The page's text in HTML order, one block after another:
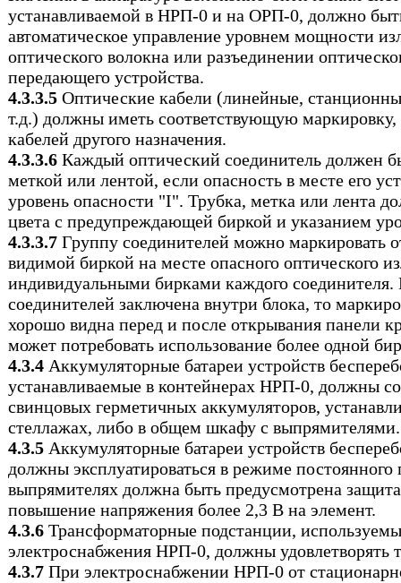
устанавливаемой в НРП-0 и на ОРП-0, должно
автоматическое управление уровнем мощности
оптического волокна или разъединении
передающего устройства.
4.3.3.5 Оптические кабели (линейные,
т.д.) должны иметь соответствующую маркировку,
кабелей другого назначения.
4.3.3.6 Каждый оптический соединитель должен
меткой или лентой, если опасность в месте его
уровень опасности "I". Трубка, метка или лента
цвета с предупреждающей биркой и указанием
4.3.3.7 Группу соединителей можно маркировать
видимой биркой на месте опасного оптического
индивидуальными бирками каждого соединителя.
соединителей заключена внутри блока, то
хорошо видна перед и после открывания панели
может потребовать использование более одной
4.3.4 Аккумуляторные батареи устройств
устанавливаемые в контейнерах НРП-0, должны
свинцовых герметичных аккумуляторов,
стеллажах, либо в общем шкафу с выпрямителями.
4.3.5 Аккумуляторные батареи устройств
должны эксплуатироваться в режиме постоянного
выпрямителях должна быть предусмотрена
повышение напряжения более 2,3 В на элемент.
4.3.6 Трансформаторные подстанции,
электроснабжения НРП-0, должны удовлетворять
4.3.7 При электроснабжении НРП-0 от